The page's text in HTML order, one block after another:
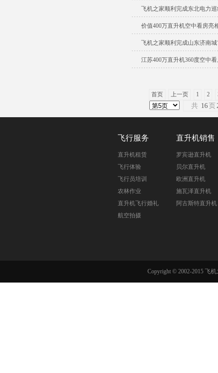
飞机之家顺利完成东北电力
价值400万直升机空中看房亮
飞机之家顺利完成山东济南
江苏400万直升机360度空中
首页 上一页 1 2
共 16 页
飞行服务
直升机租赁
飞行体验
飞行员培训
农林作业
直升机飞行婚礼
航空拍摄
直升机销售
罗宾逊直升机
贝尔直升机
欧洲直升机
施瓦泽直升机
阿古斯特直升机
Copyright © 2002-2015 飞